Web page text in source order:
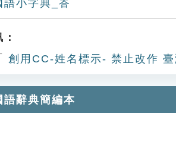
語小字典_峇
創用CC-姓名標示- 禁止改作
語辭典簡編本